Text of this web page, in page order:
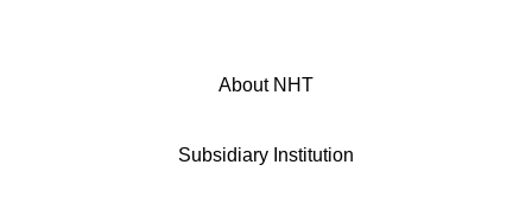
About NHT
Subsidiary Institution